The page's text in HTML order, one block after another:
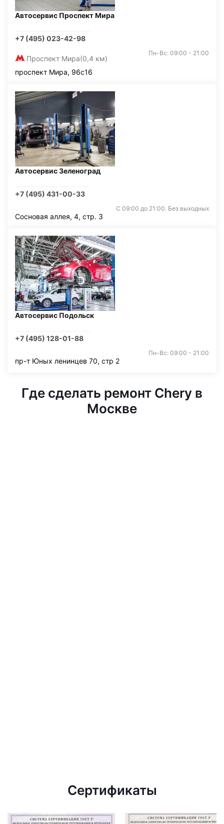
Автосервис Проспект Мира
+7 (495) 023-42-98
Проспект Мира(0,4 км)
Пн-Вс: 09:00 - 21:00
проспект Мира, 96с16
Автосервис Зеленоград
+7 (495) 431-00-33
С 09:00 до 21:00. Без выходных
Сосновая аллея, 4, стр. 3
Автосервис Подольск
+7 (495) 128-01-88
Пн-Вс: 09:00 - 21:00
пр-т Юных ленинцев 70, стр 2
Где сделать ремонт Chery в
Москве
Сертификаты